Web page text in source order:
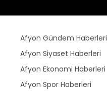
Afyon Gündem Haberleri
Afyon Siyaset Haberleri
Afyon Ekonomi Haberleri
Afyon Spor Haberleri